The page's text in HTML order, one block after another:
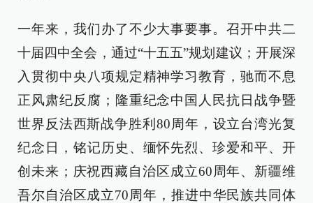
一年来，我们办了不少大事要事。召开中共二
十届四中全会，通过“十五五”规划建议；开展深
入贯彻中央八项规定精神学习教育，驰而不息
正风肃纪反腐；隆重纪念中国人民抗日战争暨
世界反法西斯战争胜利80周年，设立台湾光复
纪念日，铭记历史、缅怀先烈、珍爱和平、开
创未来；庆祝西藏自治区成立60周年、新疆维
吾尔自治区成立70周年，推进中华民族共同体